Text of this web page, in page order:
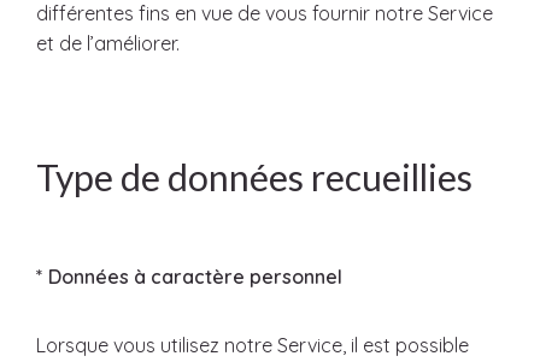
différentes fins en vue de vous fournir notre Service
et de l’améliorer.
Type de données recueillies
* Données à caractère personnel
Lorsque vous utilisez notre Service, il est possible